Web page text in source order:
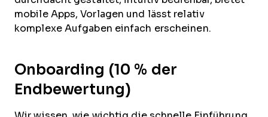
mobile Apps, Vorlagen und lässt relativ
komplexe Aufgaben einfach erscheinen.
Onboarding (10 % der
Endbewertung)